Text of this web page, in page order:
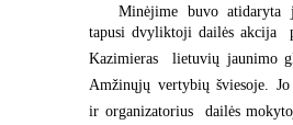
Minėjime buvo atidaryta
tapusi dvyliktoji dailės akcija 
Kazimieras  lietuvių jaunimo
Amžinųjų vertybių šviesoje.
ir organizatorius  dailės